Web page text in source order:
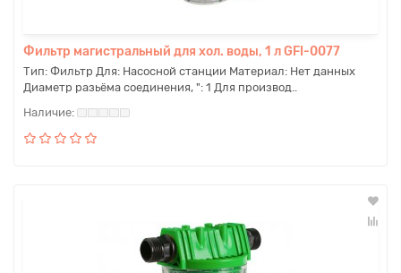
Фильтр магистральный для хол. воды, 1 л GFI-0077
Тип: Фильтр Для: Насосной станции Материал: Нет данных
Диаметр разьёма соединения, ": 1 Для производ..